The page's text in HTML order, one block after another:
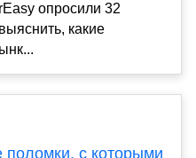
опросили 32
какие
с которыми